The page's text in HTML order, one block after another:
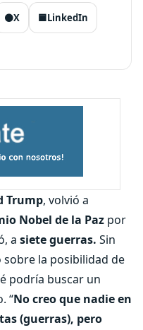
⚫X 🟦LinkedIn
Trump, volvió a
Nobel de la Paz por
a siete guerras. Sin
la posibilidad de
podría buscar un
“No creo que nadie en
(guerras), pero